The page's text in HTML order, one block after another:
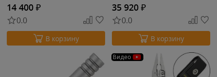
14 400 ₽
0.0
В корзину
35 920 ₽
0.0
В корзину
Видео